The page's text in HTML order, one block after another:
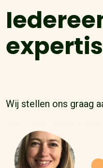
Wij stellen ons graag